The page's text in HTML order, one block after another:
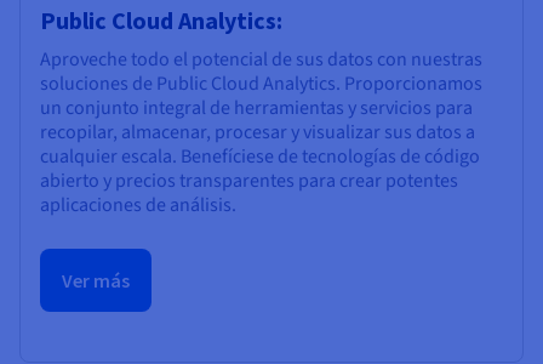
Public Cloud Analytics:
Aproveche todo el potencial de sus datos con nuestras
soluciones de Public Cloud Analytics. Proporcionamos
un conjunto integral de herramientas y servicios para
recopilar, almacenar, procesar y visualizar sus datos a
cualquier escala. Benefíciese de tecnologías de código
abierto y precios transparentes para crear potentes
aplicaciones de análisis.
Ver más